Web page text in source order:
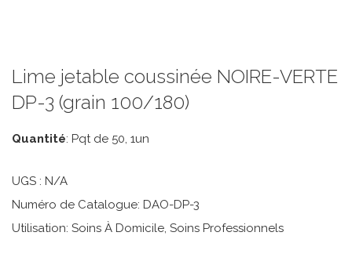
Lime jetable coussinée NOIRE-VERTE
DP-3 (grain 100/180)
Quantité: Pqt de 50, 1un
UGS : N/A
Numéro de Catalogue: DAO-DP-3
Utilisation: Soins À Domicile, Soins Professionnels